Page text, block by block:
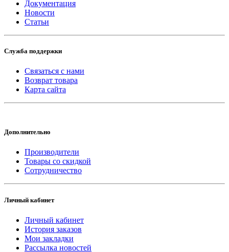
Документация
Новости
Статьи
Служба поддержки
Связаться с нами
Возврат товара
Карта сайта
Дополнительно
Производители
Товары со скидкой
Сотрудничество
Личный кабинет
Личный кабинет
История заказов
Мои закладки
Рассылка новостей